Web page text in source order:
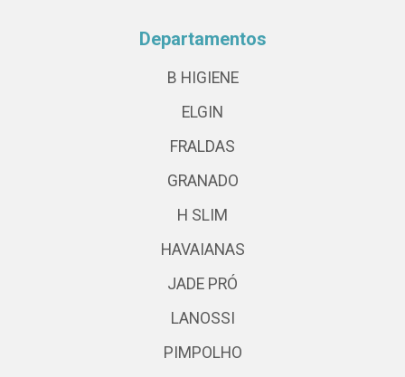
Departamentos
B HIGIENE
ELGIN
FRALDAS
GRANADO
H SLIM
HAVAIANAS
JADE PRÓ
LANOSSI
PIMPOLHO